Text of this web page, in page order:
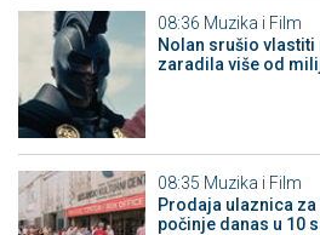
08:36 Muzika i Film
Nolan srušio
zaradila više od
08:35 Muzika i Film
Prodaja ulaznica
počinje danas u 10